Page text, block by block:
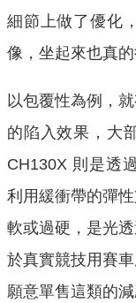
細節上做了優化
像，坐起來也真的
以包覆性為例，
的陷入效果，大
CH130X 則是透
利用緩衝帶的彈
軟或過硬，是光
於真實競技用賽
願意單售這類的